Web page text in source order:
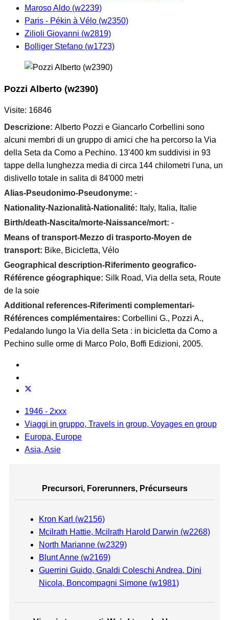
Maroso Aldo (w2239)
Paris - Pékin à Vélo (w2350)
Zilioli Giovanni (w2819)
Bolliger Stefano (w1723)
Pozzi Alberto (w2390)
Visite: 16846
Descrizione: Alberto Pozzi e Giancarlo Corbellini sono
alcuni membri di un gruppo di amici che ha percorso la Via
della Seta da Como a Pechino. 13'400 km suddivisi in 93
tappe della lunghezza media di circa 144 chilometri l'una, un
dislivello totale in salita di 84'000 metri
Alias-Pseudonimo-Pseudonyme: -
Nationality-Nazionalità-Nationalité: Italy, Italia, Italie
Birth/death-Nascita/morte-Naissance/mort: -
Means of transport-Mezzo di trasporto-Moyen de
transport: Bike, Bicicletta, Vélo
Geographical description-Riferimento geografico-
Référence géographique: Silk Road, Via della seta, Route
de la soie
Additional references-Riferimenti complementari-
Références complémentaires: Corbellini G., Pozzi A.,
Pedalando lungo la Via della Seta : in bicicletta da Como a
Pechino sulle orme di Marco Polo, Boffi Edizioni, 2005.
1946 - 2xxx
Viaggi in gruppo, Travels in group, Voyages en group
Europa, Europe
Asia, Asie
Precursori, Forerunners, Précurseurs
Kron Karl (w2156)
Mcilrath Hattie, Mcilrath Harold Darwin (w2268)
North Marianne (w2329)
Blunt Anne (w2169)
Guerrini Guido, Gnaldi Coleschi Andrea, Dini
Nicola, Boncompagni Simone (w1981)